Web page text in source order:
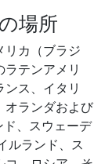
場所
リカ（ブラジ
テンアメリ
ス、イタリ
オランダおよび
、スウェーデ
ルランド、ス